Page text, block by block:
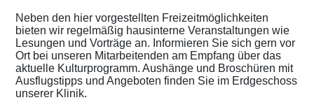
Neben den hier vorgestellten Freizeitmöglichkeiten
bieten wir regelmäßig hausinterne Veranstaltungen wie
Lesungen und Vorträge an. Informieren Sie sich gern vor
Ort bei unseren Mitarbeitenden am Empfang über das
aktuelle Kulturprogramm. Aushänge und Broschüren mit
Ausflugstipps und Angeboten finden Sie im Erdgeschoss
unserer Klinik.